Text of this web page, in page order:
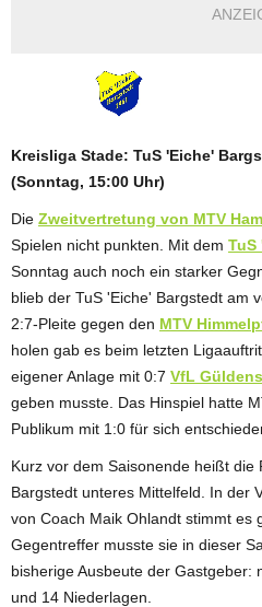
Kreisliga Stade: TuS 'Eiche'
(Sonntag, 15:00 Uhr)
Die Zweitvertretung von MTV
Spielen nicht punkten. Mit dem TuS
Sonntag auch noch ein starker
blieb der TuS 'Eiche' Bargstedt am
2:7-Pleite gegen den MTV
holen gab es beim letzten
eigener Anlage mit 0:7 VfL
geben musste. Das Hinspiel hatte
Publikum mit 1:0 für sich
Kurz vor dem Saisonende heißt die
Bargstedt unteres Mittelfeld. In der
von Coach Maik Ohlandt stimmt es
Gegentreffer musste sie in dieser
bisherige Ausbeute der Gastgeber:
und 14 Niederlagen.